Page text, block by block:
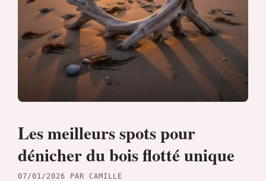
Les meilleurs spots pour
dénicher du bois flotté unique
07/01/2026 PAR CAMILLE